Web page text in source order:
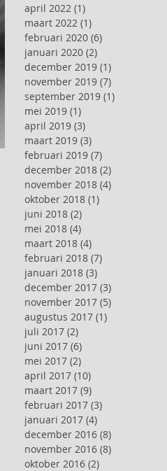
april 2022 (1)
maart 2022 (1)
februari 2020 (6)
januari 2020 (2)
december 2019 (1)
november 2019 (7)
september 2019 (1)
mei 2019 (1)
april 2019 (3)
maart 2019 (3)
februari 2019 (7)
december 2018 (2)
november 2018 (4)
oktober 2018 (1)
juni 2018 (2)
mei 2018 (4)
maart 2018 (4)
februari 2018 (7)
januari 2018 (3)
december 2017 (3)
november 2017 (5)
augustus 2017 (1)
juli 2017 (2)
juni 2017 (6)
mei 2017 (2)
april 2017 (10)
maart 2017 (9)
februari 2017 (3)
januari 2017 (4)
december 2016 (8)
november 2016 (8)
oktober 2016 (2)